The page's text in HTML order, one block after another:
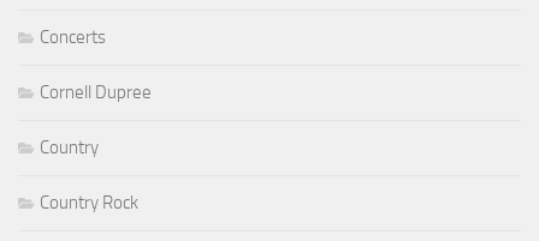
Concerts
Cornell Dupree
Country
Country Rock